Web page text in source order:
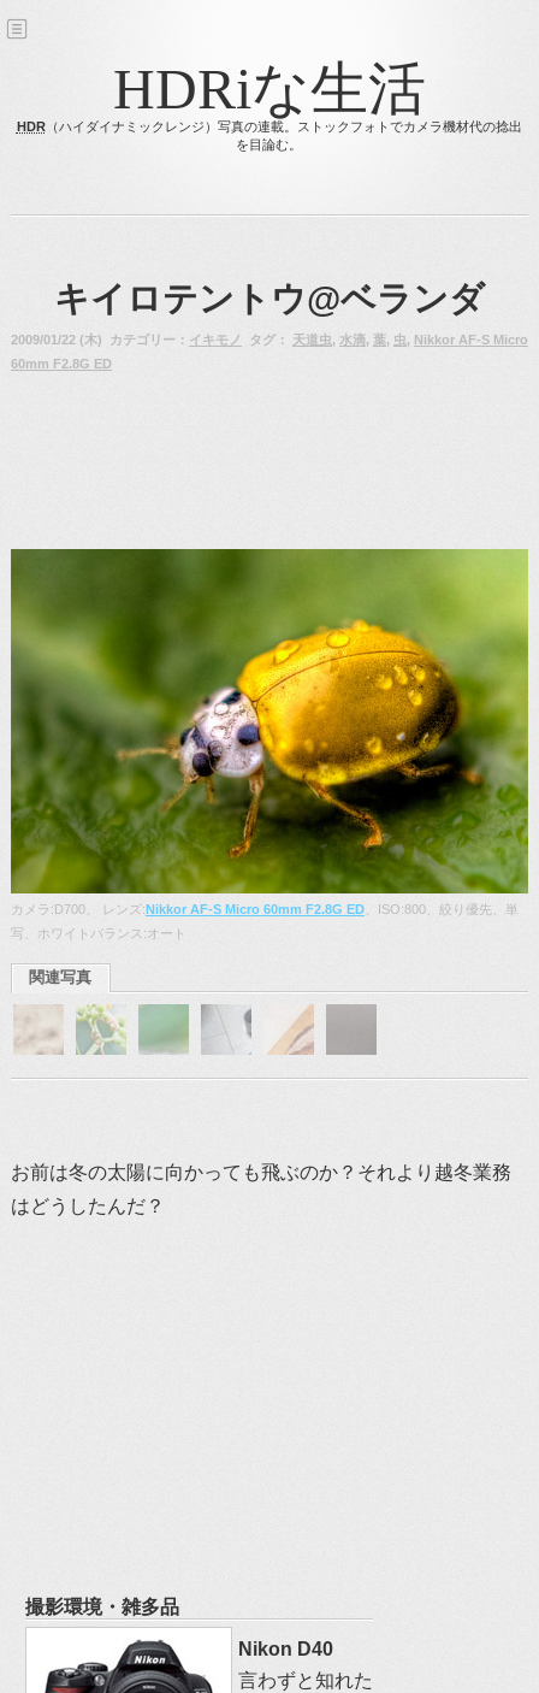
HDRiな生活
HDR（ハイダイナミックレンジ）写真の連載。ストックフォトでカメラ機材代の捻出
を目論む。
キイロテントウ@ベランダ
2009/01/22 (木) カテゴリー： イキモノ タグ： 天道虫, 水滴, 葉, 虫, Nikkor AF-S Micro
60mm F2.8G ED
カメラ:D700、 レンズ: Nikkor AF-S Micro 60mm F2.8G ED、ISO:800、絞り優先、単
写、ホワイトバランス:オート
関連写真
お前は冬の太陽に向かっても飛ぶのか？それより越冬業務
はどうしたんだ？
撮影環境・雑多品
Nikon D40
言わずと知れた